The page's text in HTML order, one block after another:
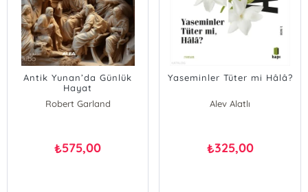
Antik Yunan’da Günlük
Hayat
Robert Garland
₺575,00
Yaseminler Tüter mi Hâlâ?
Alev Alatlı
₺325,00